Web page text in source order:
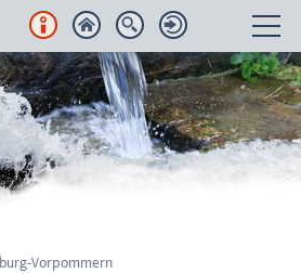
Vorpommern